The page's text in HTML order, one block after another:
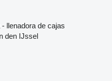
llenadora de cajas
den IJssel